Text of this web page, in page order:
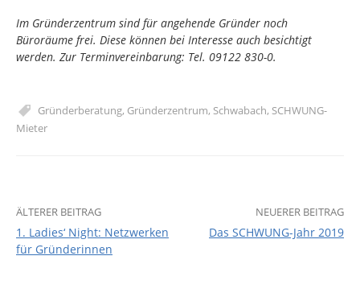
Im Gründerzentrum sind für angehende Gründer noch
Büroräume frei. Diese können bei Interesse auch besichtigt
werden. Zur Terminvereinbarung: Tel. 09122 830-0.
Gründerberatung, Gründerzentrum, Schwabach, SCHWUNG-
Mieter
Beitrags-
Navigation
ÄLTERER BEITRAG
1. Ladies‘ Night: Netzwerken
für Gründerinnen
NEUERER BEITRAG
Das SCHWUNG-Jahr 2019